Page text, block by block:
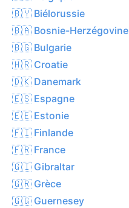
🇧🇾 Biélorussie
🇧🇦 Bosnie-Herzégovine
🇧🇬 Bulgarie
🇭🇷 Croatie
🇩🇰 Danemark
🇪🇸 Espagne
🇪🇪 Estonie
🇫🇮 Finlande
🇫🇷 France
🇬🇮 Gibraltar
🇬🇷 Grèce
🇬🇬 Guernesey